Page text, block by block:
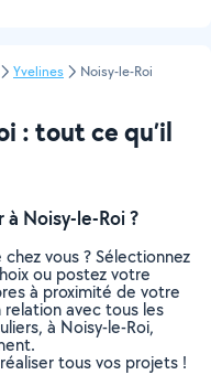
Yvelines Noisy-le-Roi
: tout ce qu’il
Noisy-le-Roi ?
vous ? Sélectionnez
ou postez votre
à proximité de votre
relation avec tous les
à Noisy-le-Roi,
tous vos projets !